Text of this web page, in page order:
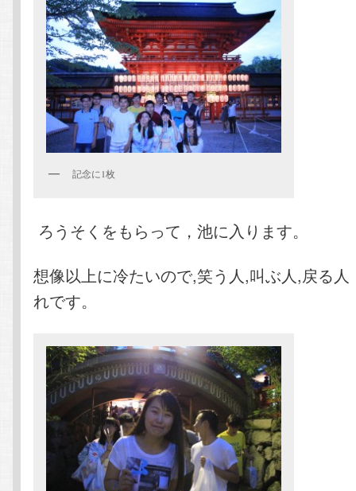
記念に1枚
ろうそくをもらって，池に入ります。
想像以上に冷たいので,笑う人,叫ぶ人,戻る
れです。